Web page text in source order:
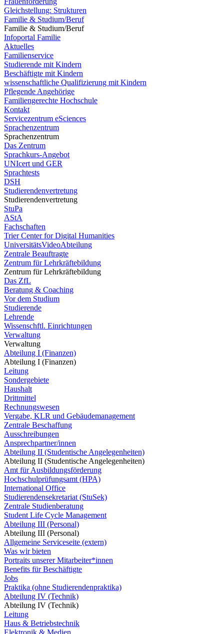
Gleichstellung: Strukturen
Familie & Studium/Beruf
Familie & Studium/Beruf
Infoportal Familie
Aktuelles
Familienservice
Studierende mit Kindern
Beschäftigte mit Kindern
wissenschaftliche Qualifizierung mit Kindern
Pflegende Angehörige
Familiengerechte Hochschule
Kontakt
Servicezentrum eSciences
Sprachenzentrum
Sprachenzentrum
Das Zentrum
Sprachkurs-Angebot
UNIcert und GER
Sprachtests
DSH
Studierendenvertretung
Studierendenvertretung
StuPa
AStA
Fachschaften
Trier Center for Digital Humanities
UniversitätsVideoAbteilung
Zentrale Beauftragte
Zentrum für Lehrkräftebildung
Zentrum für Lehrkräftebildung
Das ZfL
Beratung & Coaching
Vor dem Studium
Studierende
Lehrende
Wissenschftl. Einrichtungen
Verwaltung
Verwaltung
Abteilung I (Finanzen)
Abteilung I (Finanzen)
Leitung
Sondergebiete
Haushalt
Drittmittel
Rechnungswesen
Vergabe, KLR und Gebäudemanagement
Zentrale Beschaffung
Ausschreibungen
Ansprechpartner/innen
Abteilung II (Studentische Angelegenheiten)
Abteilung II (Studentische Angelegenheiten)
Amt für Ausbildungsförderung
Hochschulprüfungsamt (HPA)
International Office
Studierendensekretariat (StuSek)
Zentrale Studienberatung
Student Life Cycle Management
Abteilung III (Personal)
Abteilung III (Personal)
Allgemeine Serviceseite (extern)
Was wir bieten
Portraits unserer Mitarbeiter*innen
Benefits für Beschäftigte
Jobs
Praktika (ohne Studierendenpraktika)
Abteilung IV (Technik)
Abteilung IV (Technik)
Leitung
Haus & Betriebstechnik
Elektronik & Medien